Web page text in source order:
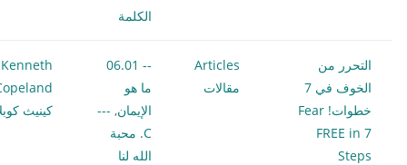
الكلمة
التحرر من
الخوف في 7
خطوات! Fear
FREE in 7
Steps
Articles
مقالات
-- 06.01
ما هو
الإيمان,
---
C. محبة
الله لنا
Kenneth
كينيث